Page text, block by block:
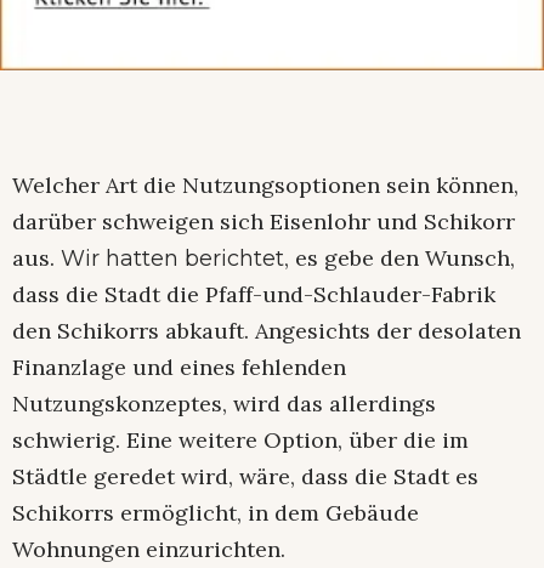
Welcher Art die Nutzungsoptionen sein können,
darüber schweigen sich Eisenlohr und Schikorr
aus. Wir hatten berichtet, es gebe den Wunsch,
dass die Stadt die Pfaff-und-Schlauder-Fabrik
den Schikorrs abkauft. Angesichts der desolaten
Finanzlage und eines fehlenden
Nutzungskonzeptes, wird das allerdings
schwierig. Eine weitere Option, über die im
Städtle geredet wird, wäre, dass die Stadt es
Schikorrs ermöglicht, in dem Gebäude
Wohnungen einzurichten.